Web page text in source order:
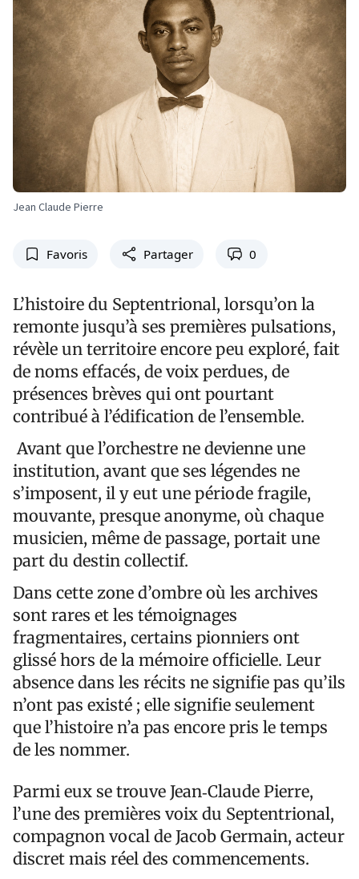
Jean Claude Pierre
Favoris Partager 0
L’histoire du Septentrional, lorsqu’on la
remonte jusqu’à ses premières pulsations,
révèle un territoire encore peu exploré, fait
de noms effacés, de voix perdues, de
présences brèves qui ont pourtant
contribué à l’édification de l’ensemble.
Avant que l’orchestre ne devienne une
institution, avant que ses légendes ne
s’imposent, il y eut une période fragile,
mouvante, presque anonyme, où chaque
musicien, même de passage, portait une
part du destin collectif.
Dans cette zone d’ombre où les archives
sont rares et les témoignages
fragmentaires, certains pionniers ont
glissé hors de la mémoire officielle. Leur
absence dans les récits ne signifie pas qu’ils
n’ont pas existé ; elle signifie seulement
que l’histoire n’a pas encore pris le temps
de les nommer.
Parmi eux se trouve Jean‑Claude Pierre,
l’une des premières voix du Septentrional,
compagnon vocal de Jacob Germain, acteur
discret mais réel des commencements.